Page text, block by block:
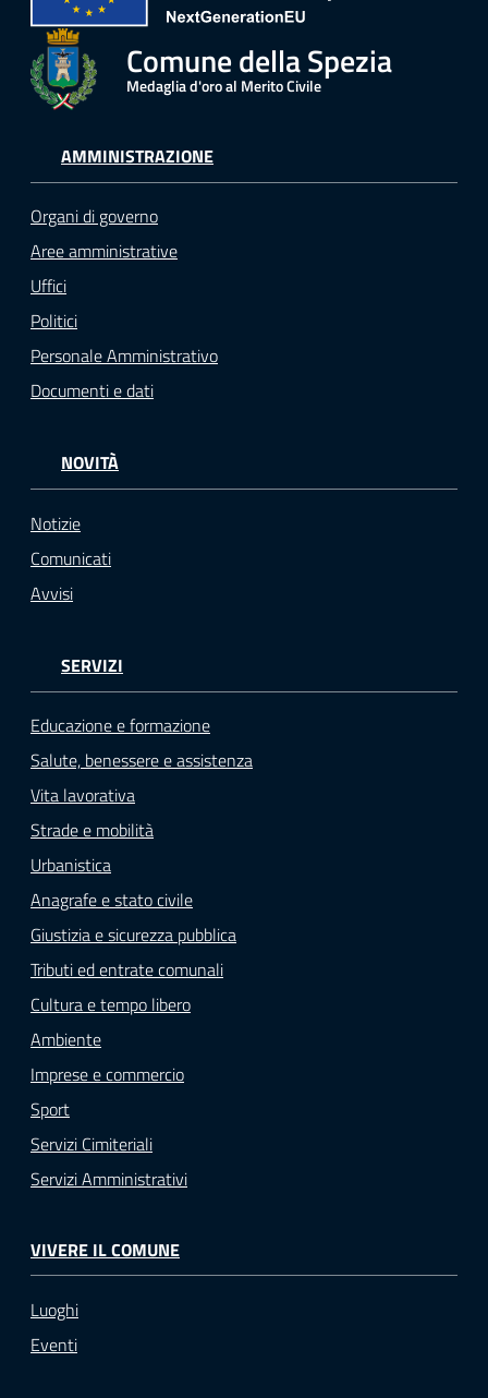
Comune della Spezia
Medaglia d'oro al Merito Civile
AMMINISTRAZIONE
Organi di governo
Aree amministrative
Uffici
Politici
Personale Amministrativo
Documenti e dati
NOVITÀ
Notizie
Comunicati
Avvisi
SERVIZI
Educazione e formazione
Salute, benessere e assistenza
Vita lavorativa
Strade e mobilità
Urbanistica
Anagrafe e stato civile
Giustizia e sicurezza pubblica
Tributi ed entrate comunali
Cultura e tempo libero
Ambiente
Imprese e commercio
Sport
Servizi Cimiteriali
Servizi Amministrativi
VIVERE IL COMUNE
Luoghi
Eventi